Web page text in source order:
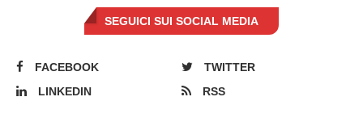
SEGUICI SUI SOCIAL MEDIA
FACEBOOK
TWITTER
LINKEDIN
RSS